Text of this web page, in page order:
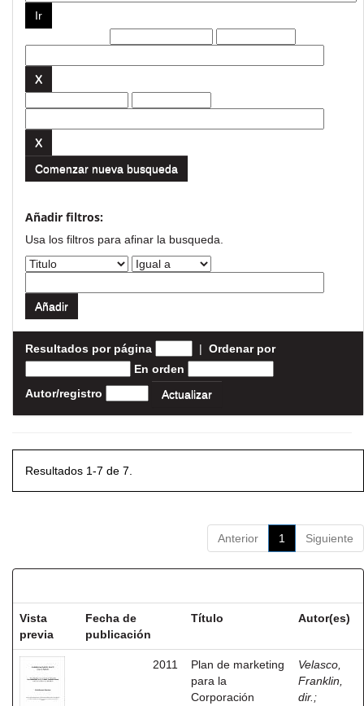
Comenzar nueva busqueda
Añadir filtros:
Usa los filtros para afinar la busqueda.
Resultados por página | Ordenar por
En orden
Autor/registro
Resultados 1-7 de 7.
Anterior 1 Siguiente
Vista
previa
Fecha de
publicación
Título Autor(es)
2011
Plan de marketing
para la
Corporación
Velasco,
Franklin,
dir. ;